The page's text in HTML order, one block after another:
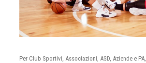
Per Club Sportivi, Associazioni, ASD, Aziende e PA,